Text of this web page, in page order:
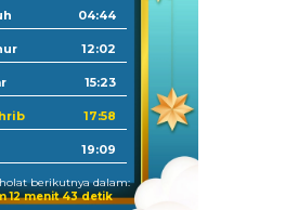
04:44
12:02
15:23
17:58
19:09
berikutnya dalam:
12 menit 41 detik